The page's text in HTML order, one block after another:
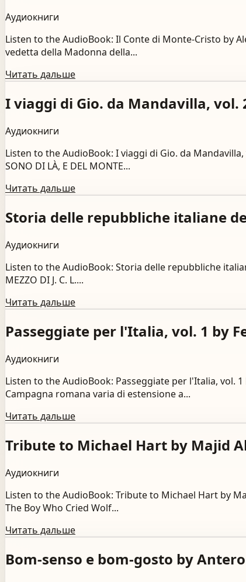
Аудиокниги
Listen to the AudioBook: Il Conte di Monte-Cristo by
vedetta della Madonna della...
Читать дальше
I viaggi di Gio. da Mandavilla, vol.
Аудиокниги
Listen to the AudioBook: I viaggi di Gio. da Mandavilla,
SONO DI LÀ, E DEL MONTE...
Читать дальше
Storia delle repubbliche italiane
Аудиокниги
Listen to the AudioBook: Storia delle repubbliche
MEZZO DI J. C. L....
Читать дальше
Passeggiate per l'Italia, vol. 1 by
Аудиокниги
Listen to the AudioBook: Passeggiate per l'Italia, vol.
Campagna romana varia di estensione a...
Читать дальше
Tribute to Michael Hart by Majid
Аудиокниги
Listen to the AudioBook: Tribute to Michael Hart by
The Boy Who Cried Wolf...
Читать дальше
Bom-senso e bom-gosto by